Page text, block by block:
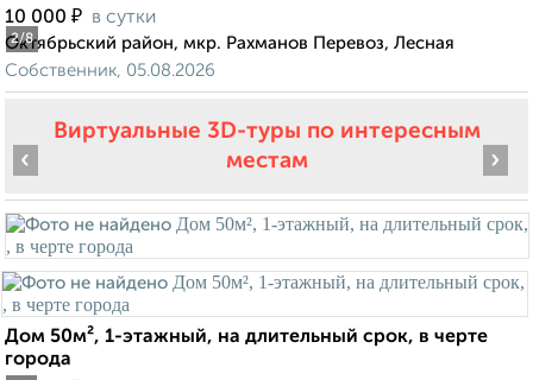
2/8
10 000 ₽ в сутки
Октябрьский район, мкр. Рахманов Перевоз, Лесная
Собственник, 05.08.2026
Виртуальные 3D-туры по интересным
местам
‹ ›
Дом 50м², 1-этажный, на длительный срок, в черте
города